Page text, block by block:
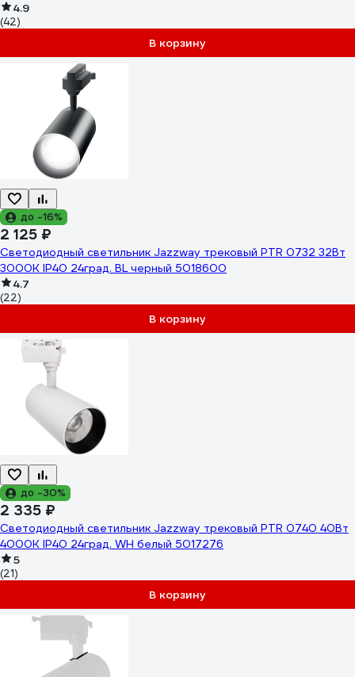
4.9
(42)
В корзину
до -16%
2 125 ₽
Светодиодный светильник Jazzway трековый PTR 0732 32Вт
3000К IP40 24град. BL черный 5018600
4.7
(22)
В корзину
до -30%
2 335 ₽
Светодиодный светильник Jazzway трековый PTR 0740 40Вт
4000К IP40 24град. WH белый 5017276
5
(21)
В корзину